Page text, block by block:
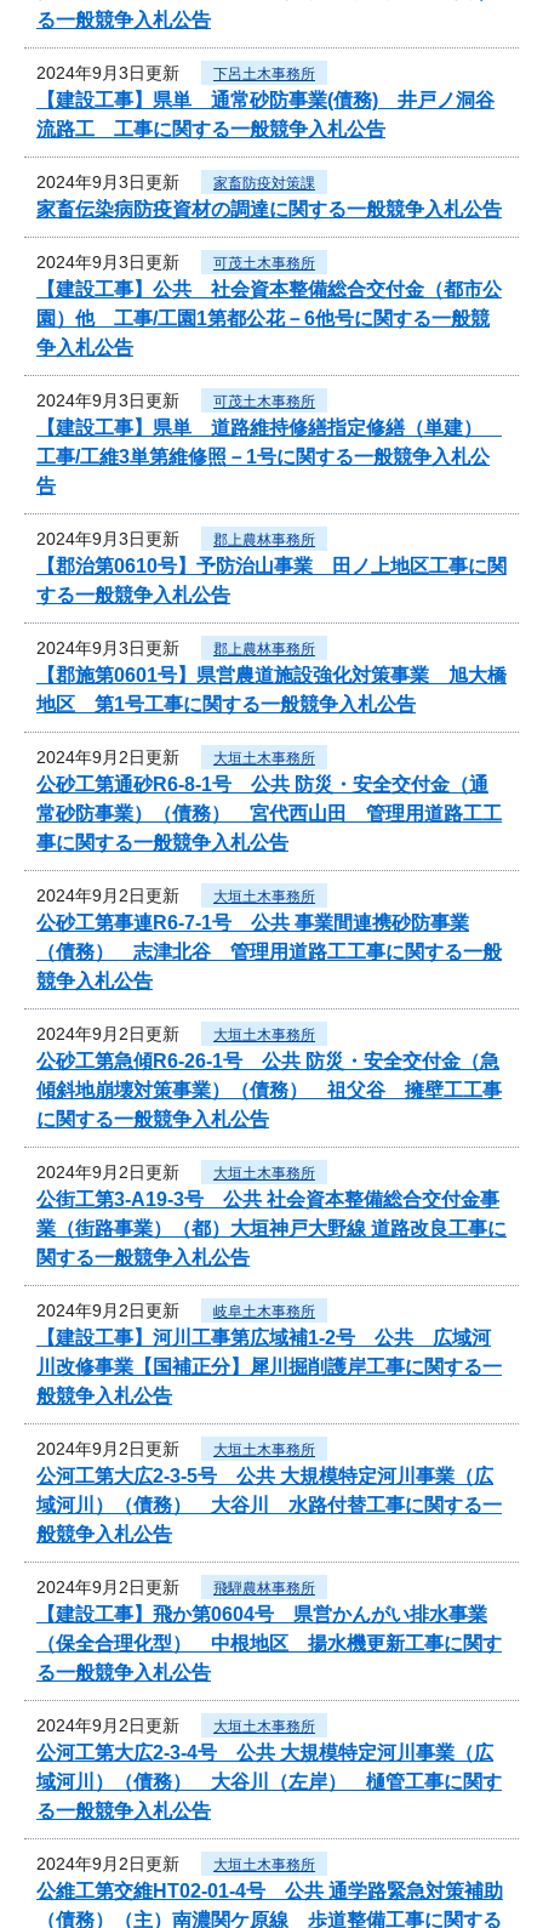
る一般競争入札公告
2024年9月3日更新 下呂土木事務所
【建設工事】県単 通常砂防事業(債務) 井戸ノ洞谷
流路工 工事に関する一般競争入札公告
2024年9月3日更新 家畜防疫対策課
家畜伝染病防疫資材の調達に関する一般競争入札公告
2024年9月3日更新 可茂土木事務所
【建設工事】公共 社会資本整備総合交付金（都市公
園）他 工事/工園1第都公花－6他号に関する一般競
争入札公告
2024年9月3日更新 可茂土木事務所
【建設工事】県単 道路維持修繕指定修繕（単建）
工事/工維3単第維修照－1号に関する一般競争入札公
告
2024年9月3日更新 郡上農林事務所
【郡治第0610号】予防治山事業 田ノ上地区工事に関
する一般競争入札公告
2024年9月3日更新 郡上農林事務所
【郡施第0601号】県営農道施設強化対策事業 旭大橋
地区 第1号工事に関する一般競争入札公告
2024年9月2日更新 大垣土木事務所
公砂工第通砂R6-8-1号 公共 防災・安全交付金（通
常砂防事業）（債務） 宮代西山田 管理用道路工工
事に関する一般競争入札公告
2024年9月2日更新 大垣土木事務所
公砂工第事連R6-7-1号 公共 事業間連携砂防事業
（債務） 志津北谷 管理用道路工工事に関する一般
競争入札公告
2024年9月2日更新 大垣土木事務所
公砂工第急傾R6-26-1号 公共 防災・安全交付金（急
傾斜地崩壊対策事業）（債務） 祖父谷 擁壁工工事
に関する一般競争入札公告
2024年9月2日更新 大垣土木事務所
公街工第3-A19-3号 公共 社会資本整備総合交付金事
業（街路事業）（都）大垣神戸大野線 道路改良工事に
関する一般競争入札公告
2024年9月2日更新 岐阜土木事務所
【建設工事】河川工事第広域補1-2号 公共 広域河
川改修事業【国補正分】犀川掘削護岸工事に関する一
般競争入札公告
2024年9月2日更新 大垣土木事務所
公河工第大広2-3-5号 公共 大規模特定河川事業（広
域河川）（債務） 大谷川 水路付替工事に関する一
般競争入札公告
2024年9月2日更新 飛騨農林事務所
【建設工事】飛か第0604号 県営かんがい排水事業
（保全合理化型） 中根地区 揚水機更新工事に関す
る一般競争入札公告
2024年9月2日更新 大垣土木事務所
公河工第大広2-3-4号 公共 大規模特定河川事業（広
域河川）（債務） 大谷川（左岸） 樋管工事に関す
る一般競争入札公告
2024年9月2日更新 大垣土木事務所
公維工第交維HT02-01-4号 公共 通学路緊急対策補助
（債務）（主）南濃関ケ原線 歩道整備工事に関する